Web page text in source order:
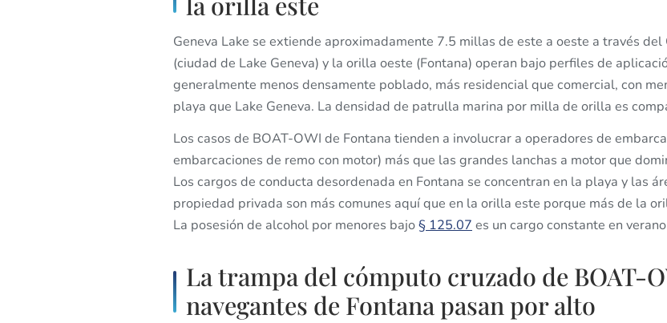
Geneva Lake se extiende aproximadamente 7.5 millas de este a oeste a través
(ciudad de Lake Geneva) y la orilla oeste (Fontana) operan bajo perfiles de
generalmente menos densamente poblado, más residencial que comercial, con
playa que Lake Geneva. La densidad de patrulla marina por milla de orilla es
Los casos de BOAT-OWI de Fontana tienden a involucrar a operadores de
embarcaciones de remo con motor) más que las grandes lanchas a motor que
Los cargos de conducta desordenada en Fontana se concentran en la playa y las
propiedad privada son más comunes aquí que en la orilla este porque más de la
La posesión de alcohol por menores bajo§ 125.07 es un cargo constante en
La trampa del cómputo cruzado de BOAT-
navegantes de Fontana pasan por alto